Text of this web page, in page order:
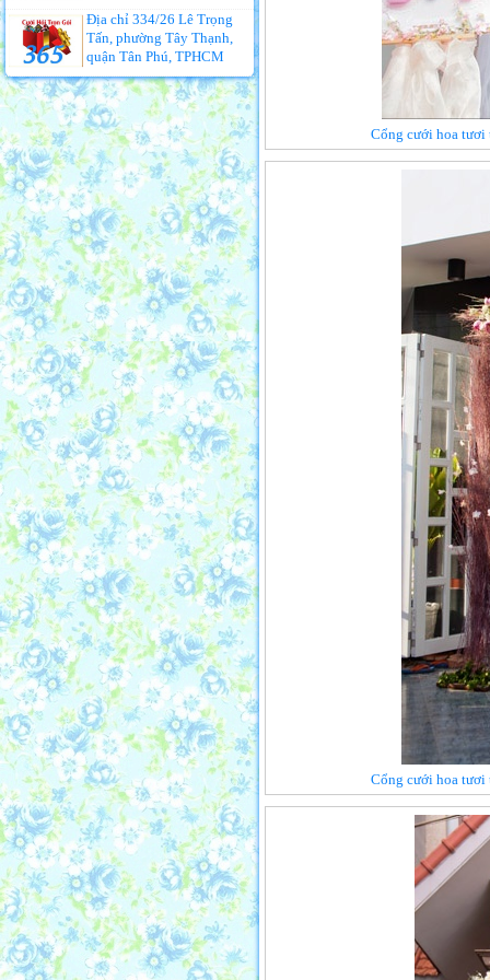
Địa chỉ 334/26 Lê Trọng
Tấn, phường Tây Thạnh,
quận Tân Phú, TPHCM
Cổng cưới hoa tươi
Cổng cưới hoa tươi